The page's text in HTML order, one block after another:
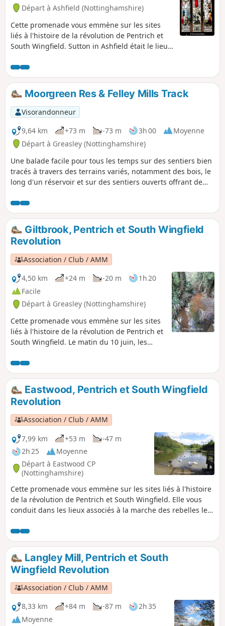
Départ à Ashfield (Nottinghamshire)
Cette promenade vous emmène sur les sites
liés à l'histoire de la révolution de Pentrich et
South Wingfield. Sutton in Ashfield était le lieu
Brandreth, l'un des leaders de la révolution de
Pentrich. La ville est restée un centre d'agitation
en faveur de la réforme.Il s'agit de la
promenade n° 14 des promenades de la
révolution de Pentrich.
Moorgreen Res & Felley Mills Track
Visorandonneur
9,64 km
+73 m -73 m 3h 00
Moyenne
Départ à Greasley (Nottinghamshire)
Une balade facile pour tous les temps sur des sentiers bien
tracés à travers des terrains variés, notamment des bois, le
long d'un réservoir et sur des sentiers ouverts offrant de
Giltbrook, Pentrich et South Wingfield
Revolution
Association / Club / AMM
4,50 km
+24 m -20 m
1h 20
Facile
Départ à Greasley (Nottinghamshire)
Cette promenade vous emmène sur les sites
liés à l'histoire de la révolution de Pentrich et
South Wingfield. Le matin du 10 juin, les
ruisseau Gilt Brook, en descendant la
Nottingham Road depuis Eastwood. Cette
promenade vous emmène sur les lieux liés à
ces événements et suit le parcours de la
dernière partie de leur marche.Il s'agit de la
promenade n° 13 des promenades de la
révolution de Pentrich.
Eastwood, Pentrich et South Wingfield
Revolution
Association / Club / AMM
7,99 km
+53 m
-47 m
2h 25
Moyenne
Départ à Eastwood CP
(Nottinghamshire)
Cette promenade vous emmène sur les sites liés à l'histoire
de la révolution de Pentrich et South Wingfield. Elle vous
conduit dans les lieux associés à la marche des rebelles le
promenades de la révolution de Pentrich.
Langley Mill, Pentrich et South
Wingfield Revolution
Association / Club / AMM
8,33 km
+84 m -87 m
2h 35
Moyenne